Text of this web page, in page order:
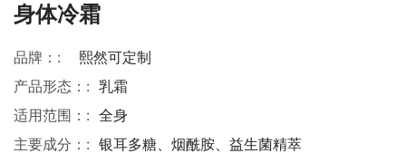
身体冷霜
品牌：:
熙然可定制
产品形态：: 乳霜
适用范围：: 全身
主要成分：: 银耳多糖、烟酰胺、益生菌精萃